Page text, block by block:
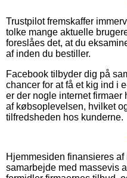
Trustpilot fremskaffer
tolke mange aktuelle
foreslåes det, at du
af inden du bestiller.
Facebook tilbyder dig på
chancer for at få et kig ind i
er der nogle internet
af købsoplevelsen, hvilket
tilfredsheden hos kunderne.
Hjemmesiden finansieres
samarbejde med massevis